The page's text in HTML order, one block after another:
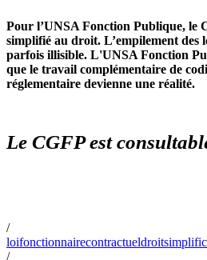
Pour l’UNSA Fonction Publique, le
simplifié au droit. L’empilement des
parfois illisible. L'UNSA Fonction
que le travail complémentaire de
réglementaire devienne une réalité.
Le CGFP est
/
loifonctionnairecontractueldroit
/